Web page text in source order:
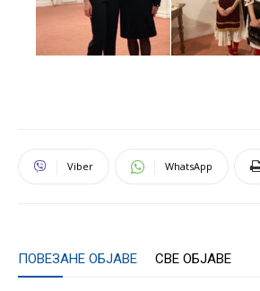
Viber WhatsApp
ПОВЕЗАНЕ ОБЈАВЕ СВЕ ОБЈАВЕ